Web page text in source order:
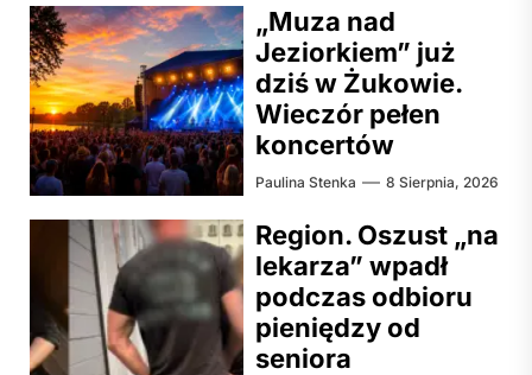
„Muza nad
Jeziorkiem” już
dziś w Żukowie.
Wieczór pełen
koncertów
Paulina Stenka 8 Sierpnia, 2026
Region. Oszust „na
lekarza” wpadł
podczas odbioru
pieniędzy od
seniora